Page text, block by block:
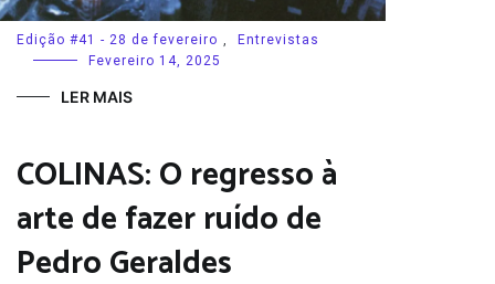
Edição #41 - 28 de fevereiro ,
Entrevistas
Fevereiro 14, 2025
LER MAIS
COLINAS: O regresso à
arte de fazer ruído de
Pedro Geraldes